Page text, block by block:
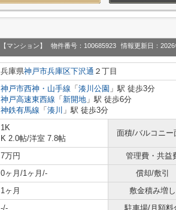
【マンション】 物件番号：100685923 情報更新日：2026
兵庫県神戸市兵庫区下沢通 ２丁目
神戸市西神・山手線 「 湊川公園 」駅 徒歩3分
神戸高速東西線 「 新開地 」駅 徒歩6分
神鉄有馬線 「 湊川 」駅 徒歩3分
1K
K 2.0帖/洋室 7.8帖
面積/バルコニー
7万円 管理費・共益
0ヶ月/1ヶ月/- 償却/敷引
1ヶ月 敷金積み増し
-/- 駐車場/月額料